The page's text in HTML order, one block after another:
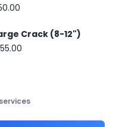
Crack (8-12")